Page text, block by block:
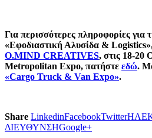
Για περισσότερες πληροφορίες για
«Εφοδιαστική Αλυσίδα & Logistics
O.MIND CREATIVES, στις 18-20
Metropolitan Expo, πατήστε εδώ.
«Cargo Truck & Van Expo».
Share LinkedinFacebookTwitter
ΔΙΕΥΘΥΝΣΗGoogle+